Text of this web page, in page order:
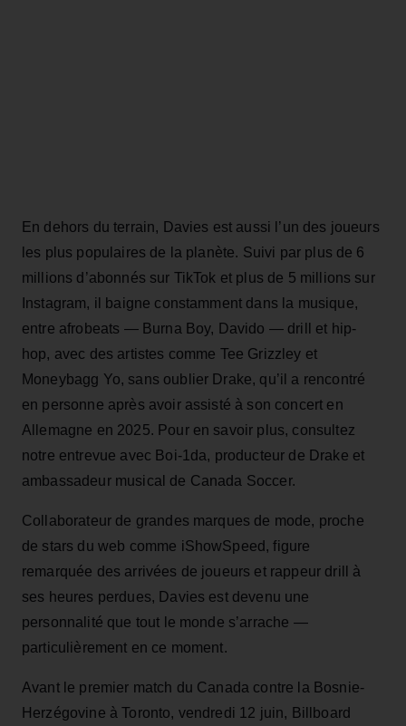
En dehors du terrain, Davies est aussi l’un des joueurs
les plus populaires de la planète. Suivi par plus de 6
millions d’abonnés sur TikTok et plus de 5 millions sur
Instagram, il baigne constamment dans la musique,
entre afrobeats — Burna Boy, Davido — drill et hip-
hop, avec des artistes comme Tee Grizzley et
Moneybagg Yo, sans oublier Drake, qu’il a rencontré
en personne après avoir assisté à son concert en
Allemagne en 2025. Pour en savoir plus, consultez
notre entrevue avec Boi-1da, producteur de Drake et
ambassadeur musical de Canada Soccer.
Collaborateur de grandes marques de mode, proche
de stars du web comme iShowSpeed, figure
remarquée des arrivées de joueurs et rappeur drill à
ses heures perdues, Davies est devenu une
personnalité que tout le monde s’arrache —
particulièrement en ce moment.
Avant le premier match du Canada contre la Bosnie-
Herzégovine à Toronto, vendredi 12 juin, Billboard